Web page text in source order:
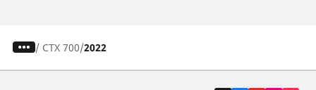
/ CTX 700 2022